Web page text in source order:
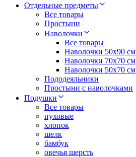
Отдельные предметы
Все товары
Простыни
Наволочки
Все товары
Наволочки 50x90 см
Наволочки 70x70 cм
Наволочки 50х70 см
Пододеяльники
Простыни с наволочками
Подушки
Все товары
пуховые
хлопок
шелк
бамбук
овечья шерсть